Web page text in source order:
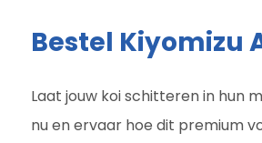
Bestel Kiyomizu
Laat jouw koi schitteren in hun
nu en ervaar hoe dit premium